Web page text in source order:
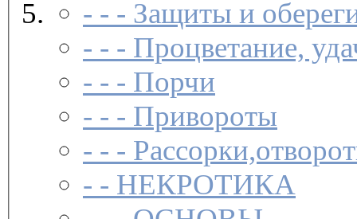
- - - Защиты и
- - - Процветание,
- - - Порчи­
- - - Привороты­
- - -
- - НЕКРОТИКА